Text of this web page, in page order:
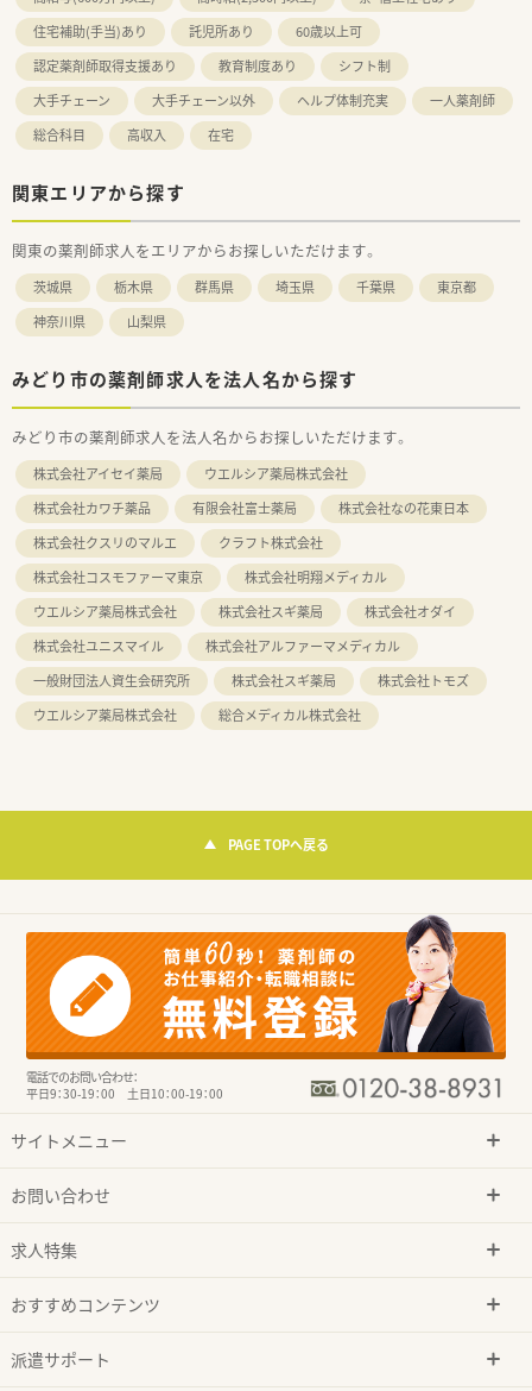
住宅補助(手当)あり
託児所あり
60歳以上可
認定薬剤師取得支援あり
教育制度あり
シフト制
大手チェーン
大手チェーン以外 ヘルプ体制充実
一人薬剤師
総合科目
高収入 在宅
関東エリアから探す
関東の薬剤師求人をエリアからお探しいただけます。
茨城県 栃木県 群馬県 埼玉県 千葉県
東京都
神奈川県
山梨県
みどり市の薬剤師求人を法人名から探す
みどり市の薬剤師求人を法人名からお探しいただけます。
株式会社アイセイ薬局
ウエルシア薬局株式会社
株式会社カワチ薬品
有限会社富士薬局
株式会社なの花東日本
株式会社クスリのマルエ
クラフト株式会社
株式会社コスモファーマ東京
株式会社明翔メディカル
ウエルシア薬局株式会社
株式会社スギ薬局
株式会社オダイ
株式会社ユニスマイル
株式会社アルファーマメディカル
一般財団法人資生会研究所
株式会社スギ薬局
株式会社トモズ
ウエルシア薬局株式会社
総合メディカル株式会社
PAGE TOPへ戻る
電話でのお問い合わせ：
平日9：30-19：00 土日10：00-19：00
サイトメニュー
お問い合わせ
求人特集
おすすめコンテンツ
派遣サポート